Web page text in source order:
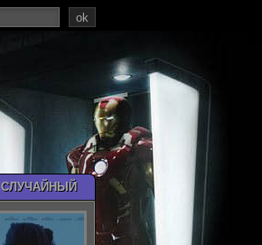
ok
СЛУЧАЙНЫЙ